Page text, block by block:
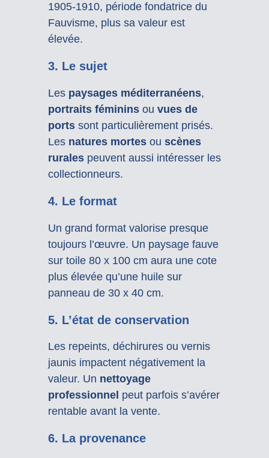
1905-1910, période fondatrice du
Fauvisme, plus sa valeur est
élevée.
3. Le sujet
Les paysages méditerranéens,
portraits fémininsou vues de
portssont particulièrement prisés.
Les natures mortesou scènes
ruralespeuvent aussi intéresser les
collectionneurs.
4. Le format
Un grand format valorise presque
toujours l’œuvre. Un paysage fauve
sur toile 80 x 100 cm aura une cote
plus élevée qu’une huile sur
panneau de 30 x 40 cm.
5. L’état de conservation
Les repeints, déchirures ou vernis
jaunis impactent négativement la
valeur. Un nettoyage
professionnel peut parfois s’avérer
rentable avant la vente.
6. La provenance